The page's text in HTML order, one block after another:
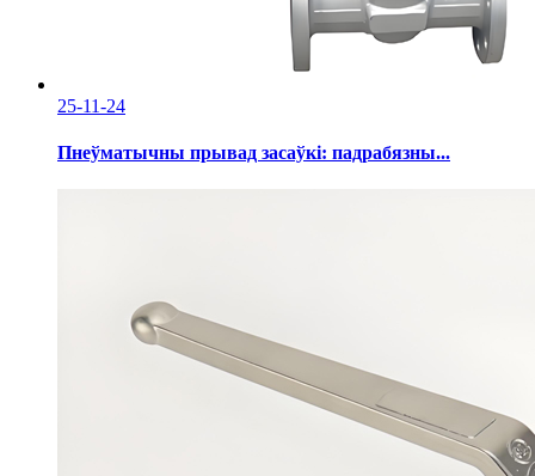
25-11-24
Пнеўматычны прывад засаўкі: падрабязны...